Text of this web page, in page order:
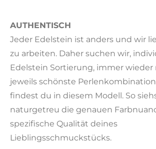
AUTHENTISCH
Jeder Edelstein ist anders und wir
zu arbeiten. Daher suchen wir,
Edelstein Sortierung, immer wieder
jeweils schönste
findest du in diesem Modell. So
naturgetreu die genauen
spezifische Qualität deines
Lieblingsschmuckstücks.